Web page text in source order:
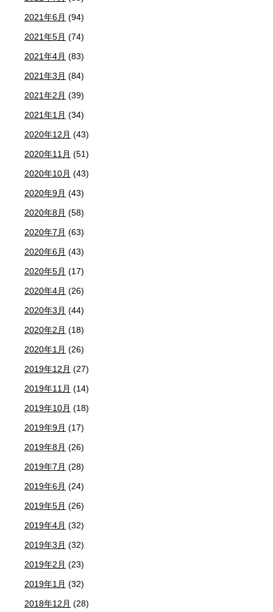
2021年6月 (94)
2021年5月 (74)
2021年4月 (83)
2021年3月 (84)
2021年2月 (39)
2021年1月 (34)
2020年12月 (43)
2020年11月 (51)
2020年10月 (43)
2020年9月 (43)
2020年8月 (58)
2020年7月 (63)
2020年6月 (43)
2020年5月 (17)
2020年4月 (26)
2020年3月 (44)
2020年2月 (18)
2020年1月 (26)
2019年12月 (27)
2019年11月 (14)
2019年10月 (18)
2019年9月 (17)
2019年8月 (26)
2019年7月 (28)
2019年6月 (24)
2019年5月 (26)
2019年4月 (32)
2019年3月 (32)
2019年2月 (23)
2019年1月 (32)
2018年12月 (28)